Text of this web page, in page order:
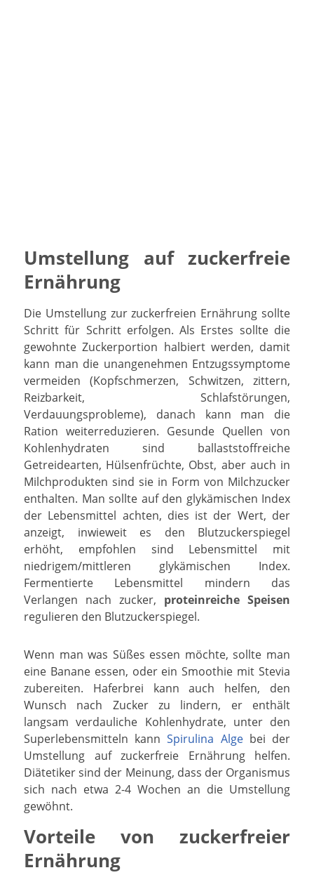
Umstellung auf zuckerfreie
Ernährung
Die Umstellung zur zuckerfreien Ernährung sollte
Schritt für Schritt erfolgen. Als Erstes sollte die
gewohnte Zuckerportion halbiert werden, damit
kann man die unangenehmen Entzugssymptome
vermeiden (Kopfschmerzen, Schwitzen, zittern,
Reizbarkeit, Schlafstörungen,
Verdauungsprobleme), danach kann man die
Ration weiterreduzieren. Gesunde Quellen von
Kohlenhydraten sind ballaststoffreiche
Getreidearten, Hülsenfrüchte, Obst, aber auch in
Milchprodukten sind sie in Form von Milchzucker
enthalten. Man sollte auf den glykämischen Index
der Lebensmittel achten, dies ist der Wert, der
anzeigt, inwieweit es den Blutzuckerspiegel
erhöht, empfohlen sind Lebensmittel mit
niedrigem/mittleren glykämischen Index.
Fermentierte Lebensmittel mindern das
Verlangen nach zucker, proteinreiche Speisen
regulieren den Blutzuckerspiegel.
Wenn man was Süßes essen möchte, sollte man
eine Banane essen, oder ein Smoothie mit Stevia
zubereiten. Haferbrei kann auch helfen, den
Wunsch nach Zucker zu lindern, er enthält
langsam verdauliche Kohlenhydrate, unter den
Superlebensmitteln kannSpirulina Algebei der
Umstellung auf zuckerfreie Ernährung helfen.
Diätetiker sind der Meinung, dass der Organismus
sich nach etwa 2-4 Wochen an die Umstellung
gewöhnt.
Vorteile von zuckerfreier
Ernährung